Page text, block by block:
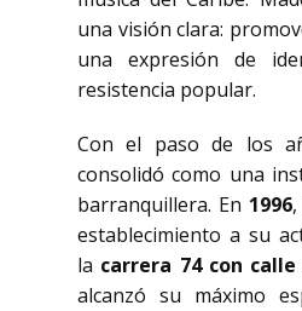
una visión clara:
una expresión de
resistencia popular.
Con el paso de los
consolidó como una
barranquillera. En 1996
establecimiento a su
la carrera 74 con calle
alcanzó su máximo